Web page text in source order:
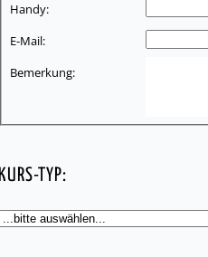
Handy:
E-Mail:
Bemerkung:
KURS-TYP: